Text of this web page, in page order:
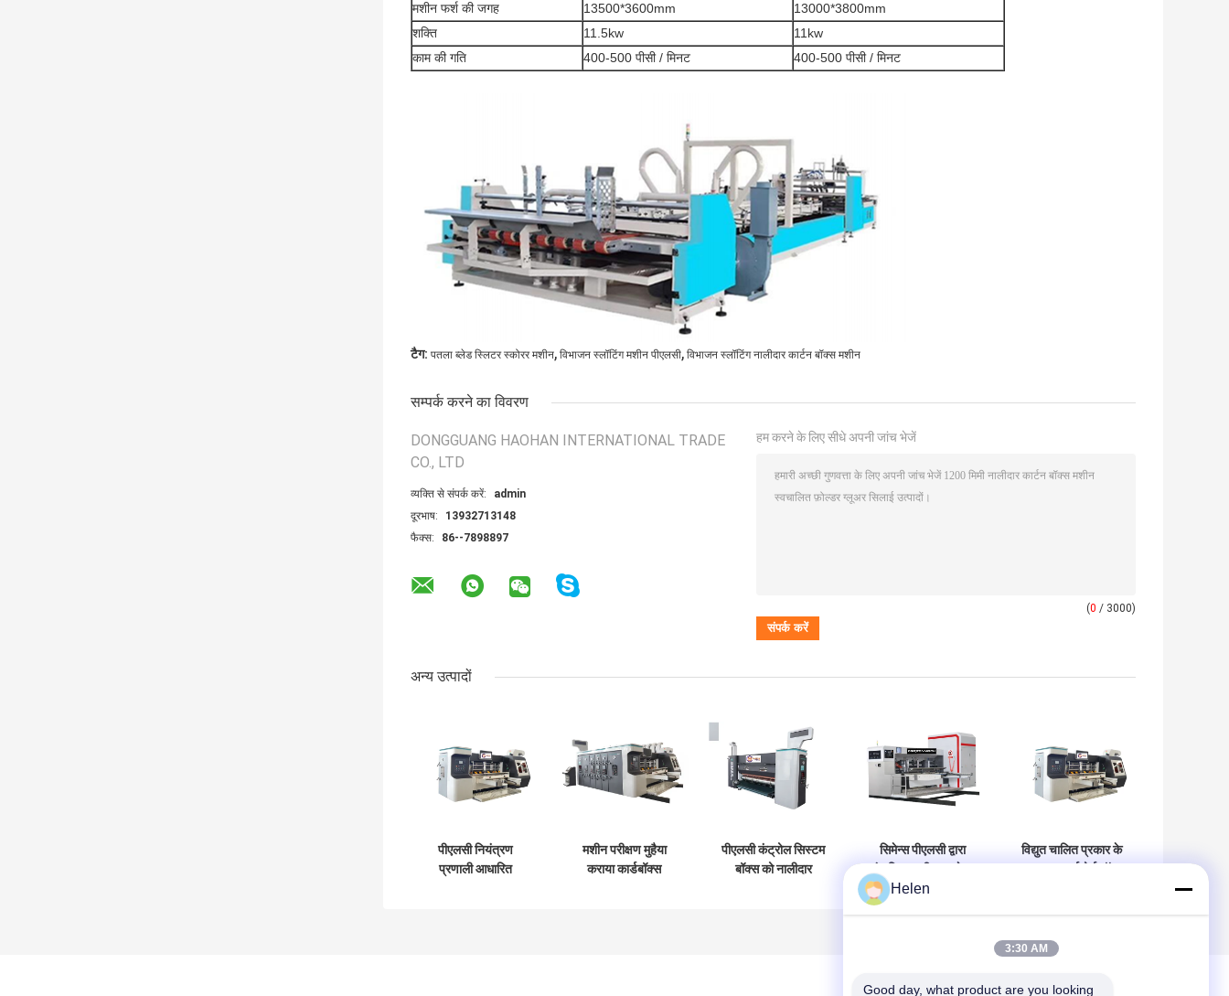
मशीन फर्श की जगह
13500*3600mm
13000*3800mm
शक्ति
11.5kw
11kw
काम की गति
400-500 पीसी / मिनट 400-500 पीसी / मिनट
टैग: पतला ब्लेड स्लिटर स्कोरर मशीन, विभाजन स्लॉटिंग मशीन पीएलसी, विभाजन स्लॉटिंग नालीदार कार्टन बॉक्स मशीन
सम्पर्क करने का विवरण
DONGGUANG HAOHAN INTERNATIONAL TRADE
CO., LTD
व्यक्ति से संपर्क करें:
admin
दूरभाष:
13932713148
फैक्स:
86--7898897
हम करने के लिए सीधे अपनी जांच भेजें
(0 / 3000)
अन्य उत्पादों
पीएलसी नियंत्रण
प्रणाली आधारित
मशीन परीक्षण मुहैया
कराया कार्डबॉक्स
पीएलसी कंट्रोल सिस्टम
बॉक्स को नालीदार
सिमेन्स पीएलसी द्वारा
डिब्बा मशीन नालीदार गत्ता
विद्युत चालित प्रकार के
Helen
3:30 AM
Good day, what product are you looking